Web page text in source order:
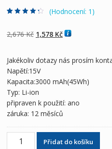
základě
hodnocení
(Hodnocení: 1 )
2,676Kč Původní
2,676 Kč
1,578 KčAktuální
1,578 Kč
Jakékoliv dotazy nás prosím
Napětí:15V
Kapacita:3000 mAh(45Wh)
Typ: Li-ion
připraven k použití: ano
záruka: 12 měsíců
Originální
Přidat do košíku